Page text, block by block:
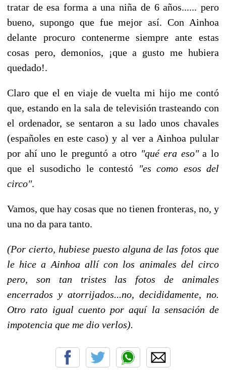
tratar de esa forma a una niña de 6 años...... pero
bueno, supongo que fue mejor así. Con Ainhoa
delante procuro contenerme siempre ante estas
cosas pero, demonios, ¡que a gusto me hubiera
quedado!.
Claro que el en viaje de vuelta mi hijo me contó
que, estando en la sala de televisión trasteando con
el ordenador, se sentaron a su lado unos chavales
(españoles en este caso) y al ver a Ainhoa pulular
por ahí uno le preguntó a otro "qué era eso"a lo
que el susodicho le contestó "es como esos del
circo".
Vamos, que hay cosas que no tienen fronteras, no, y
una no da para tanto.
(Por cierto, hubiese puesto alguna de las fotos que
le hice a Ainhoa allí con los animales del circo
pero, son tan tristes las fotos de animales
encerrados y atorrijados...no, decididamente, no.
Otro rato igual cuento por aquí la sensación de
impotencia que me dio verlos).